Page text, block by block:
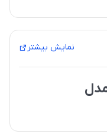
نمایش بیشتر
مدل